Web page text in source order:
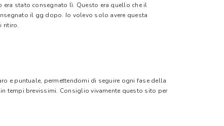
era stato consegnato lì. Questo era quello che il
il gg dopo. Io volevo solo avere questa
ritiro.
e puntuale, permettendomi di seguire ogni fase della
tempi brevissimi. Consiglio vivamente questo sito per